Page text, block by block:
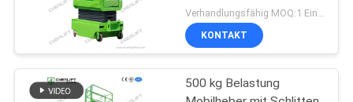
für Lager
KONTAKT
500 kg Belastung